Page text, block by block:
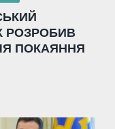
РОЗРОБИВ
ПОКАЯННЯ